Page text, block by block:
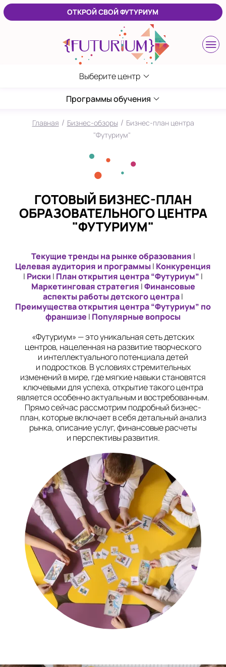
Выберите центр
Выберите центр
Калининград
Москва
на Садовом
Санкт-Петербург
в Кронштадте
Снежинск
в Снежинске
Уфа
Челябинск
на Комсомольском
проспекте
Чита
на Шилова
ОТКРОЙ СВОЙ ФУТУРИУМ
Программы обучения
Главная / Бизнес-обзоры / Бизнес-план центра
"Футуриум"
ГОТОВЫЙ БИЗНЕС-ПЛАН
ОБРАЗОВАТЕЛЬНОГО ЦЕНТРА
"ФУТУРИУМ"
Текущие тренды на рынке образования |
Целевая аудитория и программы | Конкуренция
| Риски | План открытия центра “Футуриум” |
Маркетинговая стратегия |Финансовые
аспекты работы детского центра|
Преимущества открытия центра “Футуриум” по
франшизе | Популярные вопросы
«Футуриум» — это уникальная сеть детских
центров, нацеленная на развитие творческого
и интеллектуального потенциала детей
и подростков. В условиях стремительных
изменений в мире, где мягкие навыки становятся
ключевыми для успеха, открытие такого центра
является особенно актуальным и востребованным.
Прямо сейчас рассмотрим подробный бизнес-
план, которые включает в себя детальный анализ
рынка, описание услуг, финансовые расчеты
и перспективы развития.